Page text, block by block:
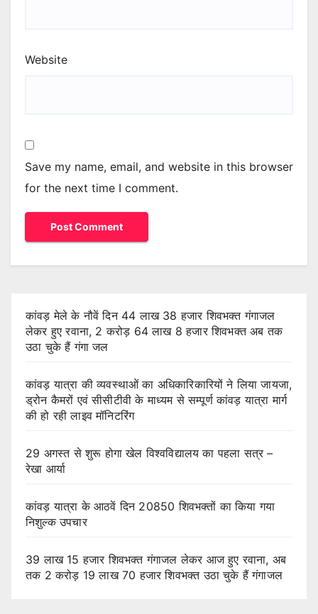
Website
Save my name, email, and website in this browser
for the next time I comment.
कांवड़ मेले के नौवें दिन 44 लाख 38 हजार शिवभक्त गंगाजल
लेकर हुए रवाना, 2 करोड़ 64 लाख 8 हजार शिवभक्त अब तक
उठा चुके हैं गंगा जल
कांवड़ यात्रा की व्यवस्थाओं का अधिकारिकारियों ने लिया जायजा,
ड्रोन कैमरों एवं सीसीटीवी के माध्यम से सम्पूर्ण कांवड़ यात्रा मार्ग
की हो रही लाइव मॉनिटरिंग
29 अगस्त से शुरू होगा खेल विश्वविद्यालय का पहला सत्र –
रेखा आर्या
कांवड़ यात्रा के आठवें दिन 20850 शिवभक्तों का किया गया
निशुल्क उपचार
39 लाख 15 हजार शिवभक्त गंगाजल लेकर आज हुए रवाना, अब
तक 2 करोड़ 19 लाख 70 हजार शिवभक्त उठा चुके हैं गंगाजल